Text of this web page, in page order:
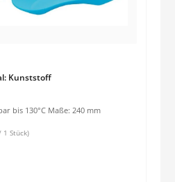
Kunststoff
Kunststoff, autoklavierbar bis 130°C Maße: 240 mm
Stück)